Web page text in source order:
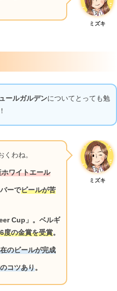
ミズキ
ールガルデンについてとっても勉
わね。
ワイトエール
ーでビールが苦
Cup」。ベルギ
度の金賞を受賞。
のビールが完成
コツあり。
ミズキ